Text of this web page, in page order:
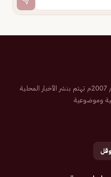
صحيفة إلكترونية سعودية تم تأسيسها عام 2007م تهتم بنشر الأخبار المحلية
وموضوعية